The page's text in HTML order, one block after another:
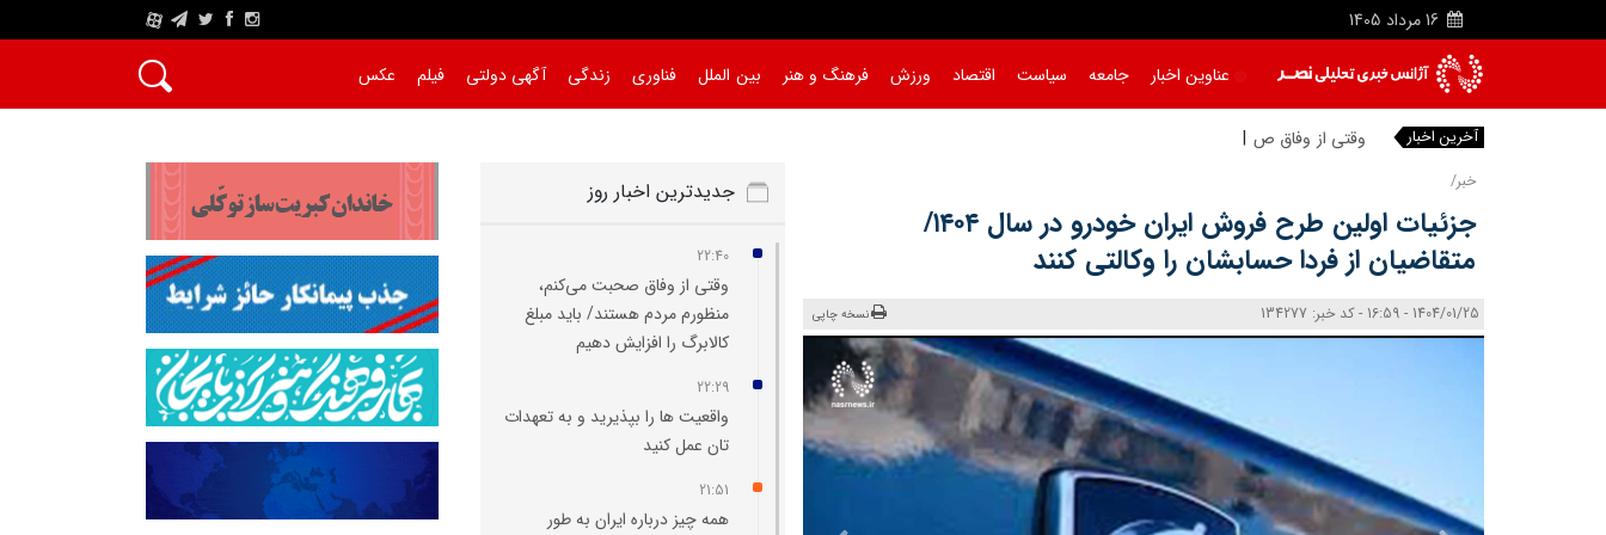
16 مرداد 1405
A
عناوین اخبار جامعه سیاست اقتصاد ورزش فرهنگ و هنر بین الملل فناوری زندگی آگهی دولتی فیلم عکس
آخرین اخبار وقتی از وفاق صحبت می‌کنم، من
خبر/
جزئیات اولین طرح فروش ایران خودرو در سال ۱۴۰۴/
متقاضیان از فردا حسابشان را وکالتی کنند
1404/01/25 - 16:59 - کد خبر: 134277 نسخه چاپی
جدیدترین اخبار روز
22:40
وقتی از وفاق صحبت می‌کنم،
منظورم مردم هستند/ باید مبلغ
کالابرگ را افزایش دهیم
22:29
واقعیت‌ ها را بپذیرید و به تعهدات‌
تان عمل کنید
21:51
همه چیز درباره ایران به طور